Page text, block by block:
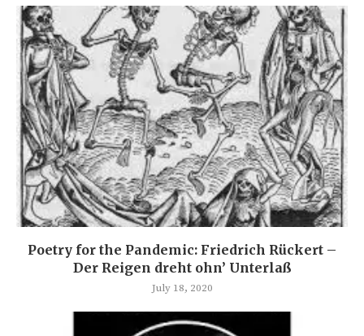
Poetry for the Pandemic: Friedrich Rückert –
Der Reigen dreht ohn’ Unterlaß
July 18, 2020